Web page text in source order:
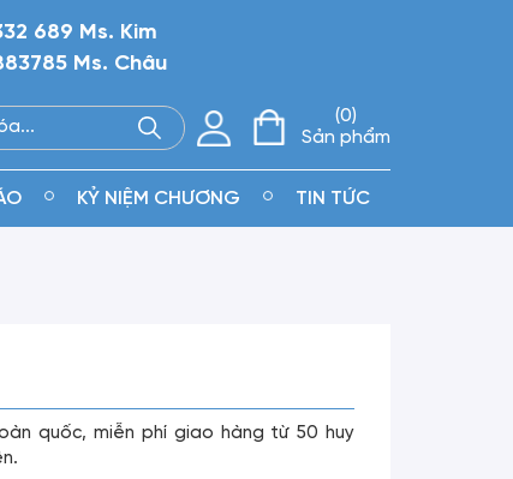
689 Ms. Kim
Ms. Châu
0
Sản phẩm
KỶ NIỆM CHƯƠNG TIN TỨC
quốc, miễn phí giao hàng từ 50 huy